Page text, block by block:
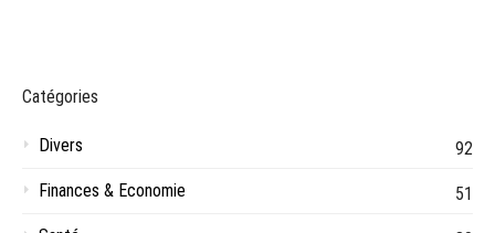
Catégories
Divers
92
Finances & Economie
51